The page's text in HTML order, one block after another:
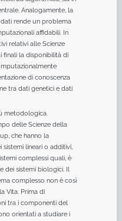
Analogamente, la
rende un problema
affidabili. In
relativi alle Scienze
finali la disponibilità di
di conoscenza
tra dati genetici e dati
metodologica.
delle Scienze della
che hanno la
sistemi lineari o additivi,
complessi quali, è
dei sistemi biologici. Il
complesso non è così
Vita. Prima di
tra i componenti del
orientati a studiare i